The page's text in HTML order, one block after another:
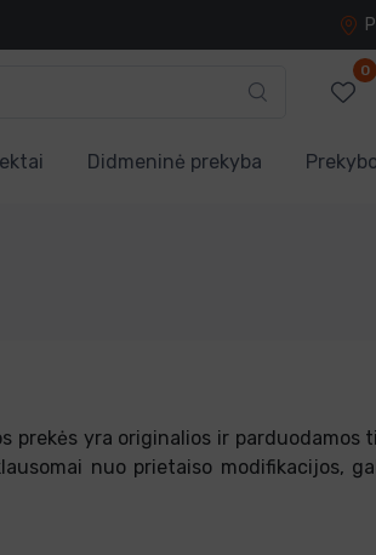
0
Didmeninė prekyba
yra originalios ir parduodamos
nuo prietaiso modifikacijos,